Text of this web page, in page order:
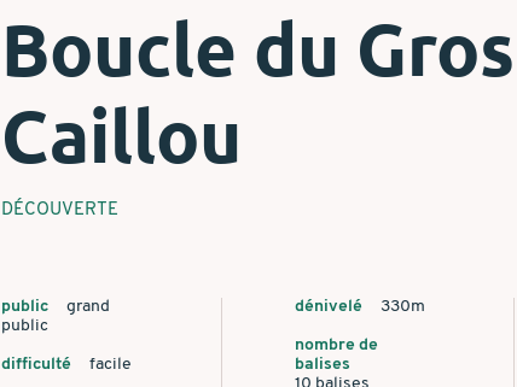
Boucle du Gros
Caillou
DÉCOUVERTE
public
grand
public
difficulté facile
dénivelé 330m
nombre de
balises